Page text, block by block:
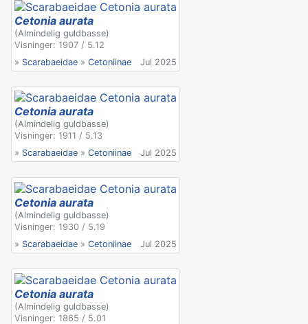
Cetonia aurata
(Almindelig guldbasse)
Visninger: 1907 / 5.12
» Scarabaeidae » Cetoniinae Jul 2025
Cetonia aurata
(Almindelig guldbasse)
Visninger: 1911 / 5.13
» Scarabaeidae » Cetoniinae Jul 2025
Cetonia aurata
(Almindelig guldbasse)
Visninger: 1930 / 5.19
» Scarabaeidae » Cetoniinae Jul 2025
Cetonia aurata
(Almindelig guldbasse)
Visninger: 1865 / 5.01